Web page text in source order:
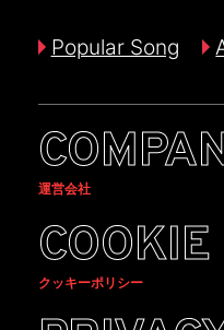
Popular Song
運営会社
クッキーポリシー